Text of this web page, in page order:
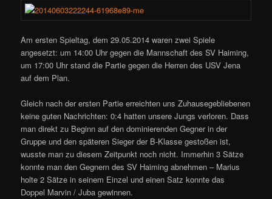
Am ersten Spieltag, dem 29.05.2014 waren zwei Spiele
angesetzt: um 14:00 Uhr gegen die Mannschaft des SV Haiming,
um 17:00 Uhr stand die Partie gegen die Herren des USV Jena
auf dem Plan.
Gleich nach der ersten Partie erreichten uns Zuhausegebliebenen
keine guten Nachrichten: 0:4 hatten unsere Jungs verloren. Dass
man direkt zu Beginn auf den dominierenden Gegner in der
Gruppe und den späteren Sieger der B-Klasse gestoßen ist,
wusste man zu diesem Zeitpunkt noch nicht. Immerhin 3 Sätze
konnte man den Gegnern des SV Haiming abnehmen – Marius
holte 2 Sätze in seinem Einzel und einen Satz konnte das
Doppel Marvin / Juba gewinnen.